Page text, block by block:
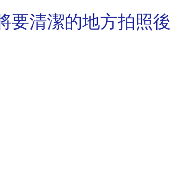
要清潔的地方拍照後